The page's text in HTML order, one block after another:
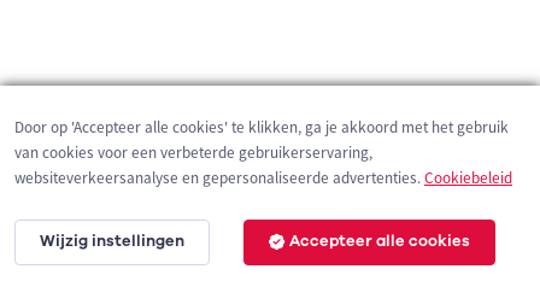
200 m
Door op 'Accepteer alle cookies' te klikken, ga je akkoord met het gebruik
van cookies voor een verbeterde gebruikerservaring,
websiteverkeersanalyse en gepersonaliseerde advertenties.Cookiebeleid
Wijzig instellingen Accepteer alle cookies